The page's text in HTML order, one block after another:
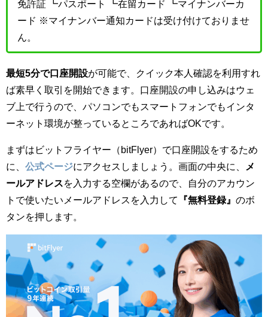
免許証 ┗パスポート ┗在留カード ┗マイナンバーカ
ード ※マイナンバー通知カードは受け付けておりませ
ん。
最短5分で口座開設が可能で、クイック本人確認を利用すれ
ば素早く取引を開始できます。口座開設の申し込みはウェ
ブ上で行うので、パソコンでもスマートフォンでもインタ
ーネット環境が整っているところであればOKです。
まずはビットフライヤー（bitFlyer）で口座開設をするため
に、 公式ページにアクセスしましょう。画面の中央に、
メ
ールアドレス を入力する空欄があるので、自分のアカウン
トで使いたいメールアドレスを入力して
『無料登録』 のボ
タンを押します。